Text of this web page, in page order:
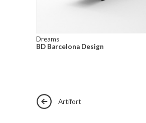
Dreams
BD Barcelona Design
Artifort